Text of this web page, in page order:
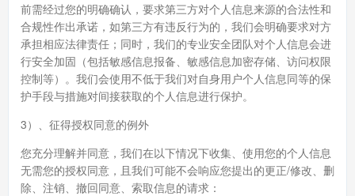
前需经过您的明确确认，要求第三方对个人信息来源的合法性和
合规性作出承诺，如第三方有违反行为的，我们会明确要求对方
承担相应法律责任；同时，我们的专业安全团队对个人信息会进
行安全加固（包括敏感信息报备、敏感信息加密存储、访问权限
控制等）。我们会使用不低于我们对自身用户个人信息同等的保
护手段与措施对间接获取的个人信息进行保护。
3）、征得授权同意的例外
您充分理解并同意，我们在以下情况下收集、使用您的个人信息
无需您的授权同意，且我们可能不会响应您提出的更正/修改、删
除、注销、撤回同意、索取信息的请求：